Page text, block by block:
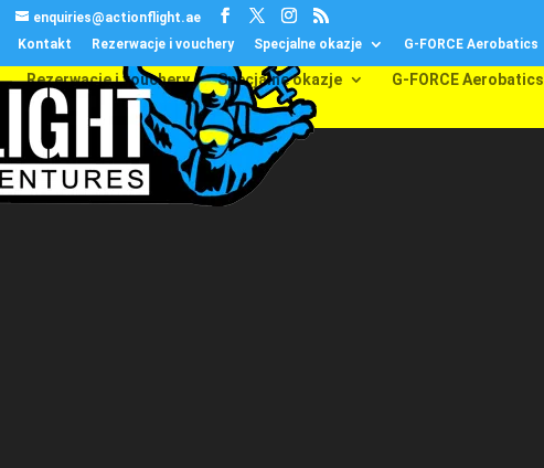
enquiries@actionflight.ae
Kontakt Rezerwacje i vouchery Specjalne okazje G-FORCE Aerobatics
Rezerwacje i vouchery Specjalne okazje G-FORCE Aerobatics